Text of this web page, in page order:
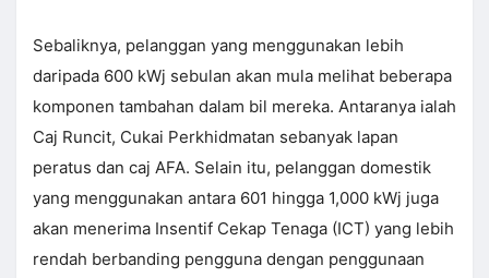
Sebaliknya, pelanggan yang menggunakan lebih
daripada 600 kWj sebulan akan mula melihat beberapa
komponen tambahan dalam bil mereka. Antaranya ialah
Caj Runcit, Cukai Perkhidmatan sebanyak lapan
peratus dan caj AFA. Selain itu, pelanggan domestik
yang menggunakan antara 601 hingga 1,000 kWj juga
akan menerima Insentif Cekap Tenaga (ICT) yang lebih
rendah berbanding pengguna dengan penggunaan